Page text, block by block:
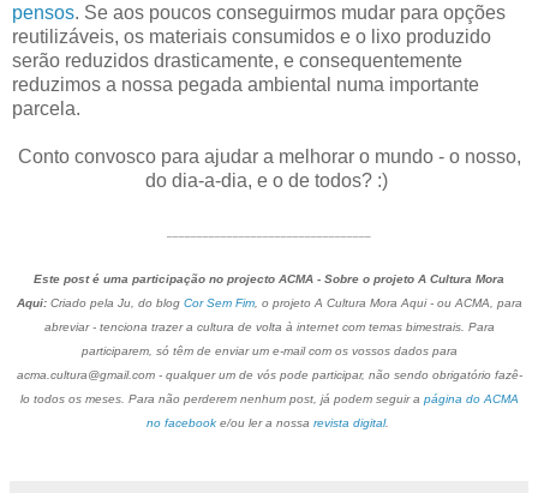
pensos. Se aos poucos conseguirmos mudar para opções
reutilizáveis, os materiais consumidos e o lixo produzido
serão reduzidos drasticamente, e consequentemente
reduzimos a nossa pegada ambiental numa importante
parcela.
Conto convosco para ajudar a melhorar o mundo - o nosso,
do dia-a-dia, e o de todos? :)
Este post é uma participação no projecto ACMA - Sobre o projeto A Cultura Mora
Aqui: Criado pela Ju, do blog Cor Sem Fim, o projeto A Cultura Mora Aqui - ou ACMA, para
abreviar - tenciona trazer a cultura de volta à internet com temas bimestrais. Para
participarem, só têm de enviar um e-mail com os vossos dados para
acma.cultura@gmail.com - qualquer um de vós pode participar, não sendo obrigatório fazê-
lo todos os meses. Para não perderem nenhum post, já podem seguir a página do ACMA
no facebook e/ou ler a nossa revista digital.